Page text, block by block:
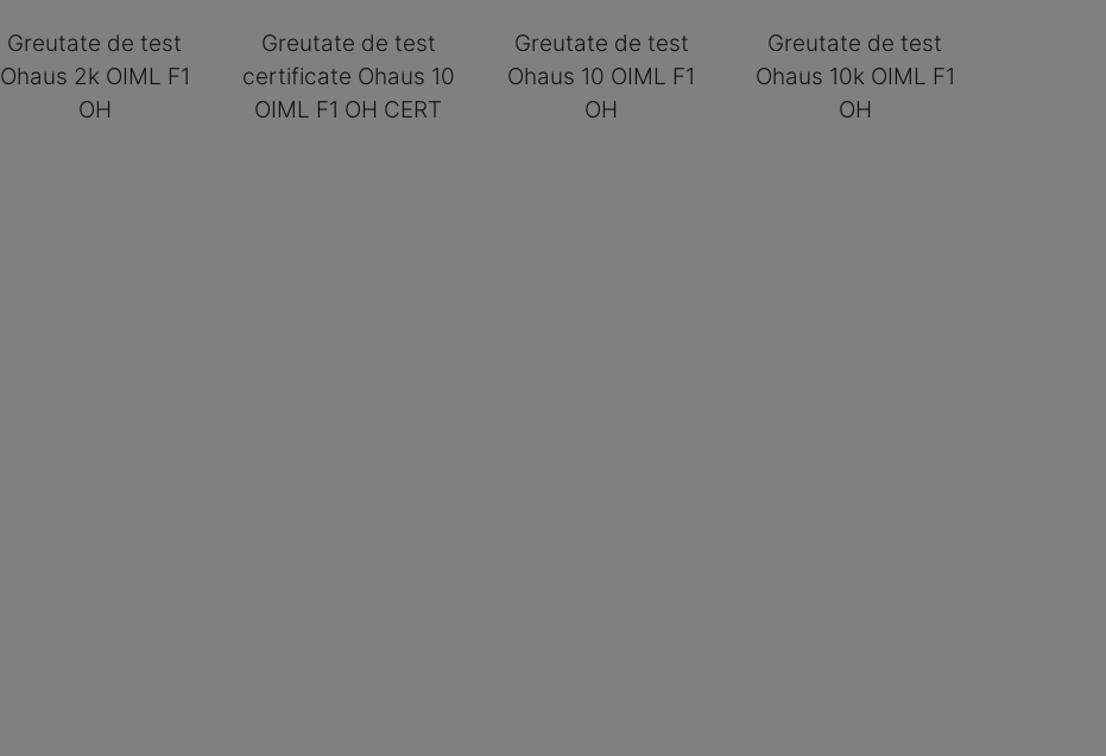
Greutate de test
Ohaus 2k OIML F1
OH
Greutate de test
certificate Ohaus 10
OIML F1 OH CERT
Greutate de test
Ohaus 10 OIML F1
OH
Greutate de test
Ohaus 10k OIML F1
OH